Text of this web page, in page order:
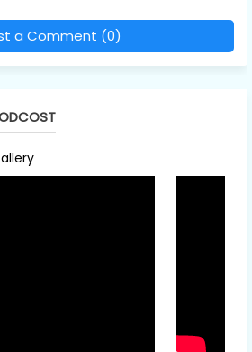
a Comment (0)